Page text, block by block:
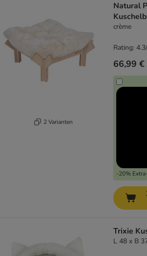
2 Varianten
Natural
crème
66,99 €
-20%
Rating:
Trixie
L 48 x B